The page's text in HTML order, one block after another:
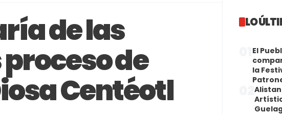
de las
de
Centéotl
LO
El
la